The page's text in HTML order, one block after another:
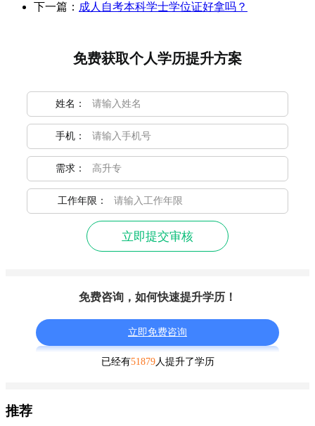
下一篇： 成人自考本科学士学位证好拿吗？
免费获取个人学历提升方案
姓名：
手机：
需求：
工作年限：
立即提交审核
免费咨询，如何快速提升学历！
立即免费咨询
已经有51879人提升了学历
推荐